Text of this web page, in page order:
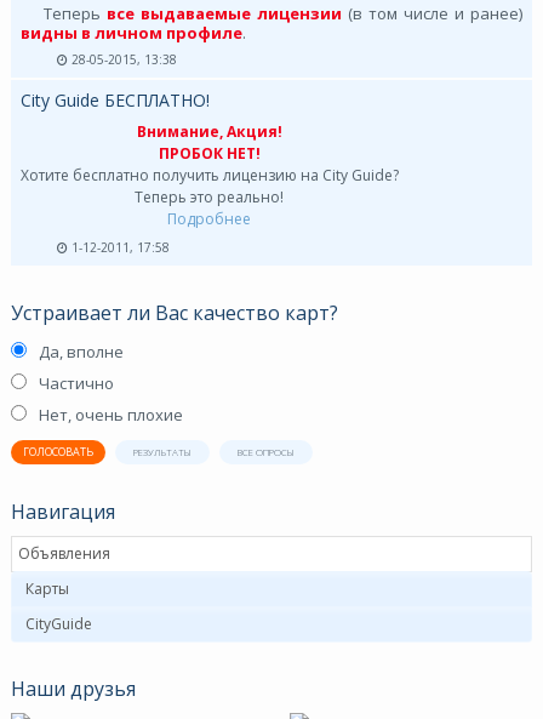
Теперь все выдаваемые лицензии (в том числе и ранее)
видны в личном профиле.
28-05-2015, 13:38
City Guide БЕСПЛАТНО!
Внимание, Акция!
ПРОБОК НЕТ!
Хотите бесплатно получить лицензию на City Guide?
Теперь это реально!
Подробнее
1-12-2011, 17:58
Устраивает ли Вас качество карт?
Да, вполне
Частично
Нет, очень плохие
ГОЛОСОВАТЬ РЕЗУЛЬТАТЫ ВСЕ ОПРОСЫ
Навигация
Объявления
Карты
CityGuide
Наши друзья